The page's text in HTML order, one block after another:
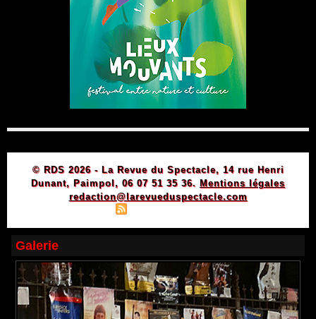
© RDS 2026 - La Revue du Spectacle, 14 rue Henri
Dunant, Paimpol, 06 07 51 35 36. Mentions légales
redaction@larevueduspectacle.com
Galerie